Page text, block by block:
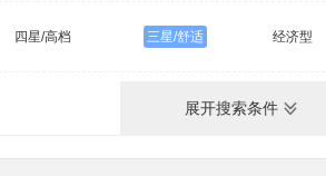
四星/高档 三星/舒适 经济型
展开搜索条件